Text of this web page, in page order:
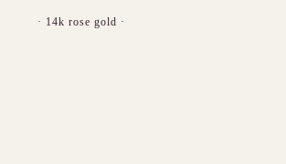
· 14k rose gold ·